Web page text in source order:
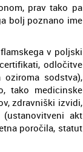
prav tako pa
bolj poznano ime
v poljski
odločitve
sodstva),
tako medicinske
zdravniški izvidi,
akt
poročila, statut